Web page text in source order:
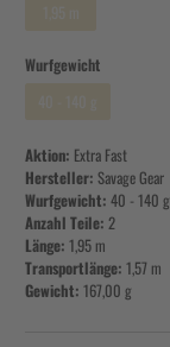
Wurfgewicht
Aktion: Extra Fast
Hersteller: Savage Gear
Wurfgewicht: 40 - 140 g
Anzahl Teile: 2
Länge: 1,95 m
Transportlänge: 1,57 m
Gewicht: 167,00 g